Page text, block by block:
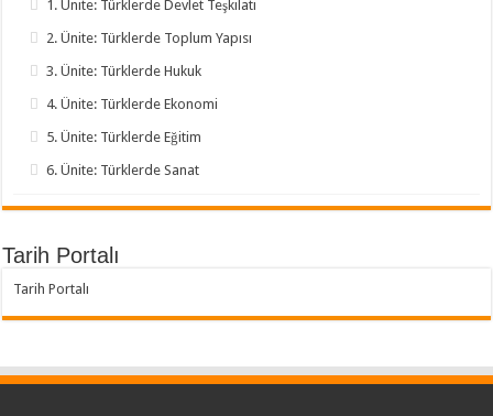
1. Ünite: Türklerde Devlet Teşkilatı
2. Ünite: Türklerde Toplum Yapısı
3. Ünite: Türklerde Hukuk
4. Ünite: Türklerde Ekonomi
5. Ünite: Türklerde Eğitim
6. Ünite: Türklerde Sanat
Tarih Portalı
Tarih Portalı